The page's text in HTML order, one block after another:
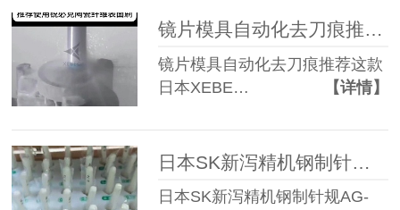
镜片模具自动化去刀痕推荐这款日本XEBEC锐必克陶瓷纤维表面刷
镜片模具自动化去刀痕推荐这款
日本XEBE…
【详情】
日本SK新泻精机钢制针规AG-